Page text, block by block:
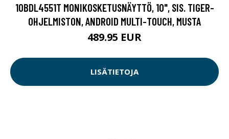
10BDL4551T MONIKOSKETUSNÄYTTÖ, 10", SIS. TIGER-
OHJELMISTON, ANDROID MULTI-TOUCH, MUSTA
489.95 EUR
LISÄTIETOJA